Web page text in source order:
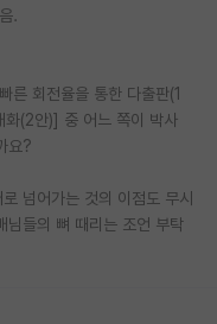
.
른 회전율을 통한 다출판(1
화(2안)] 중 어느 쪽이 박사
요?
넘어가는 것의 이점도 무시
님들의 뼈 때리는 조언 부탁